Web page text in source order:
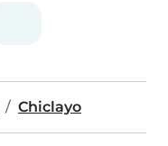
Chiclayo